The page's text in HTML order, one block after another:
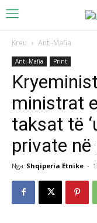
Kreu Anti-Mafia
Anti-Mafia Print
ministrat
taksat të
private
Nga Shqiperia Etnike -